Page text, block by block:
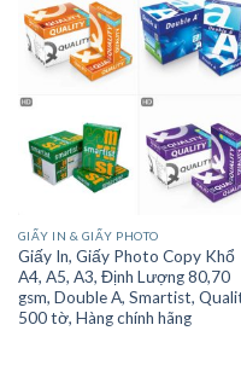
GIẤY IN & GIẤY PHOTO
Giấy In, Giấy Photo Copy Khổ
A4, A5, A3, Định Lượng 80,70
gsm, Double A, Smartist,
500 tờ, Hàng chính hãng